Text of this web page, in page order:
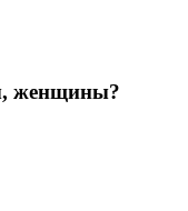
женщины?